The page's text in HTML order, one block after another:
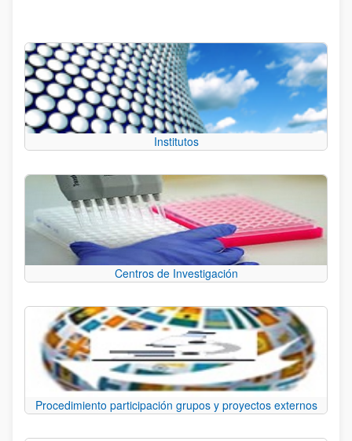
Institutos
Centros de Investigación
Procedimiento participación grupos y proyectos externos